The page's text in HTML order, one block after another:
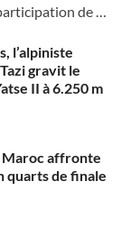
de …
l’alpiniste
gravit le
II à 6.250 m
Maroc affronte
quarts de finale